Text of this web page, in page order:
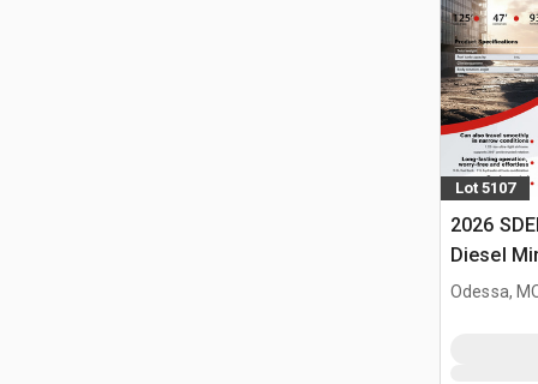
Lot 5107
2026
Diesel
Odessa,